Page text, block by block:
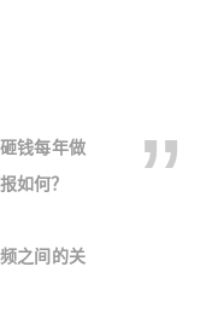
钱每年做
如何？
之间的关